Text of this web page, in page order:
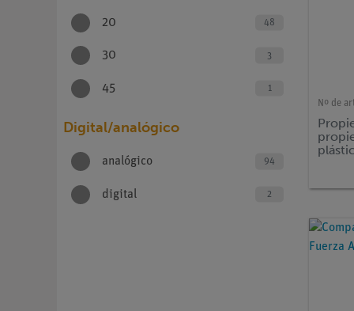
20 48
30 3
45 1
Digital/analógico
analógico 94
digital 2
Nº de